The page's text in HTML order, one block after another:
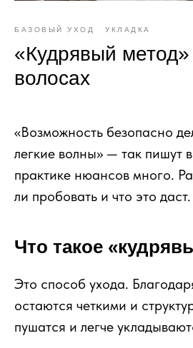
БАЗОВЫЙ УХОД УКЛАДКА
«Кудрявый
волосах
«Возможность безопасно
легкие волны» — так пишут
практике нюансов много.
ли пробовать и что это даст.
Что такое
Это способ ухода.
остаются четкими и
пушатся и легче